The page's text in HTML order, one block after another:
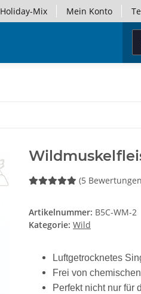
Holiday-Mix Mein Konto
(5
Artikelnummer: B5C-WM-2
Kategorie: Wild
Luftgetrocknetes
Frei von
Perfekt nicht nur für